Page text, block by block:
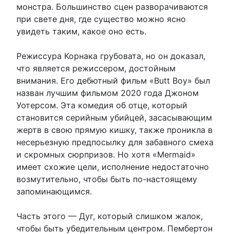
монстра. Большинство сцен разворачиваются
при свете дня, где существо можно ясно
увидеть таким, какое оно есть.
Режиссура Корнака грубовата, но он доказал,
что является режиссером, достойным
внимания. Его дебютный фильм «Butt Boy» был
назван лучшим фильмом 2020 года Джоном
Уотерсом. Эта комедия об отце, который
становится серийным убийцей, засасывающим
жертв в свою прямую кишку, также проникла в
несерьезную предпосылку для забавного смеха
и скромных сюрпризов. Но хотя «Mermaid»
имеет схожие цели, исполнение недостаточно
возмутительно, чтобы быть по-настоящему
запоминающимся.
Часть этого — Дуг, который слишком жалок,
чтобы быть убедительным центром. Пембертон